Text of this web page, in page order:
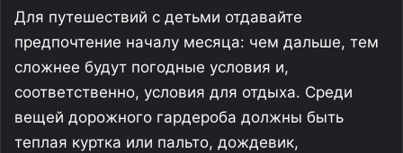
Для путешествий с детьми отдавайте
предпочтение началу месяца: чем дальше, тем
сложнее будут погодные условия и,
соответственно, условия для отдыха. Среди
вещей дорожного гардероба должны быть
теплая куртка или пальто, дождевик,